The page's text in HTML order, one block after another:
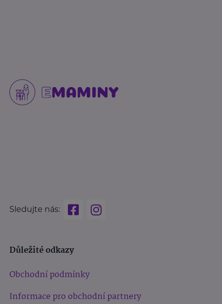
Sledujte nás:
Důležité odkazy
Obchodní podmínky
Informace pro obchodní partnery